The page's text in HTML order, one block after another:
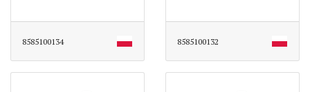
8585100134 8585100132